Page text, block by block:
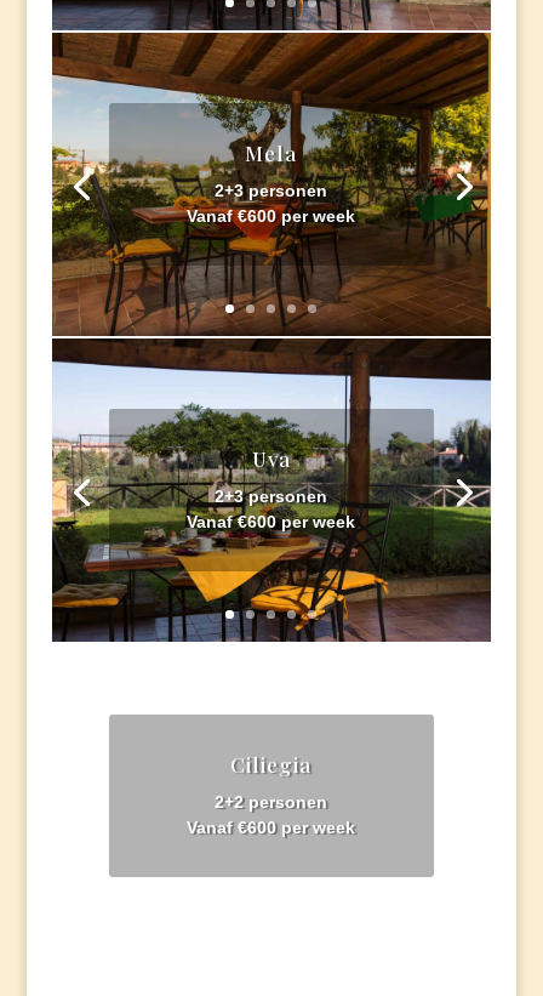
Mela
2+3 personen
Vanaf €600 per week
Uva
2+3 personen
Vanaf €600 per week
Ciliegia
2+2 personen
Vanaf €600 per week